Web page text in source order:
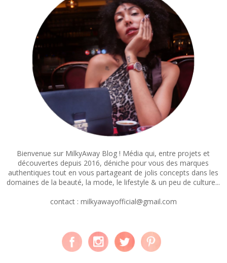
Bienvenue sur MilkyAway Blog ! Média qui, entre projets et
découvertes depuis 2016, déniche pour vous des marques
authentiques tout en vous partageant de jolis concepts dans les
domaines de la beauté, la mode, le lifestyle & un peu de culture...
contact : milkyawayofficial@gmail.com